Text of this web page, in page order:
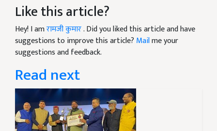
Like this article?
Hey! I amरामजी कुमार. Did you liked this article and have
suggestions to improve this article? Mailme your
suggestions and feedback.
Read next